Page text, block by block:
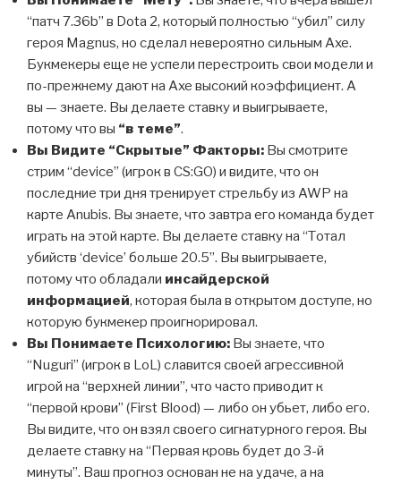
“патч 7.36b” в Dota 2, который полностью “убил” силу
героя Magnus, но сделал невероятно сильным Axe.
Букмекеры еще не успели перестроить свои модели и
по-прежнему дают на Axe высокий коэффициент. А
вы — знаете. Вы делаете ставку и выигрываете,
потому что вы “в теме”.
Вы Видите “Скрытые” Факторы: Вы смотрите
стрим “device” (игрок в CS:GO) и видите, что он
последние три дня тренирует стрельбу из AWP на
карте Anubis. Вы знаете, что завтра его команда будет
играть на этой карте. Вы делаете ставку на “Тотал
убийств ‘device’ больше 20.5”. Вы выигрываете,
потому что обладали инсайдерской
информацией, которая была в открытом доступе, но
которую букмекер проигнорировал.
Вы Понимаете Психологию: Вы знаете, что
“Nuguri” (игрок в LoL) славится своей агрессивной
игрой на “верхней линии”, что часто приводит к
“первой крови” (First Blood) — либо он убьет, либо его.
Вы видите, что он взял своего сигнатурного героя. Вы
делаете ставку на “Первая кровь будет до 3-й
минуты”. Ваш прогноз основан не на удаче, а на